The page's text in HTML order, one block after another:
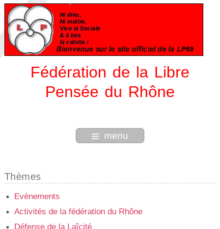
Fédération de la Libre
Pensée du Rhône
menu
Thèmes
Evènements
Activités de la fédération du Rhône
Défense de la Laîcité